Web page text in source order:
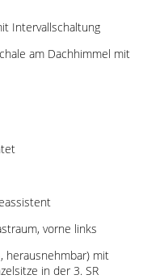
Intervallschaltung
am Dachhimmel mit
vorne links
herausnehmbar) mit
in der 3. SR